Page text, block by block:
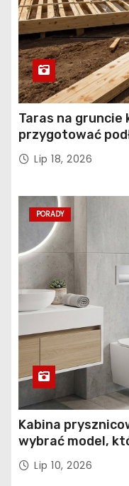
Taras na gruncie
przygotować
kompozytowe
Lip 18, 2026
PORADY
Kabina
wybrać model,
Lip 10, 2026